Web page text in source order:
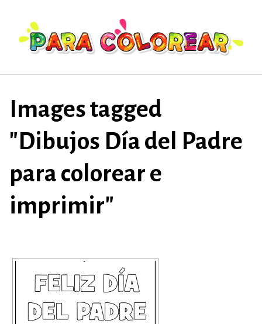
contenido
Images tagged
"Dibujos Día del Padre
para colorear e
imprimir"